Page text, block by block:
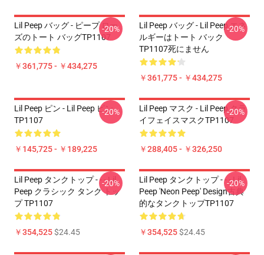
Lil Peep バッグ - ピープ ロー
ズのトート バッグTP1107
￥361,775 - ￥434,275
-20%
Lil Peep バッグ - Lil Peep エネ
ルギーはトート バック
TP1107死にません
￥361,775 - ￥434,275
-20%
Lil Peep ピン - Lil Peep ピン
TP1107
￥145,725 - ￥189,225
-20%
Lil Peep マスク - Lil Peep クラ
イフェイスマスクTP1107
￥288,405 - ￥326,250
-20%
Lil Peep タンクトップ - - - Lil
Peep クラシック タンク トッ
プ TP1107
￥354,525$24.45
-20%
Lil Peep タンクトップ - - - Lil
Peep 'Neon Peep' Design古典
的なタンクトップTP1107
￥354,525$24.45
-20%